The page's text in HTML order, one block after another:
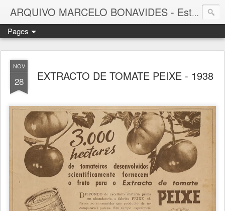
ARQUIVO MARCELO BONAVIDES - Estrelas que nunca se Apagam -
Pages
NOV
28 EXTRACTO DE TOMATE PEIXE - 1938